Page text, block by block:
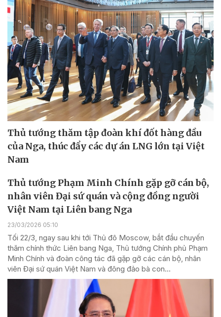
Thủ tướng thăm tập đoàn khí đốt hàng đầu
của Nga, thúc đẩy các dự án LNG lớn tại Việt
Nam
Thủ tướng Phạm Minh Chính gặp gỡ cán bộ,
nhân viên Đại sứ quán và cộng đồng người
Việt Nam tại Liên bang Nga
23/03/2026 05:10
Tối 22/3, ngay sau khi tới Thủ đô Moscow, bắt đầu chuyến
thăm chính thức Liên bang Nga, Thủ tướng Chính phủ Phạm
Minh Chính và đoàn công tác đã gặp gỡ các cán bộ, nhân
viên Đại sứ quán Việt Nam và đông đảo bà con...